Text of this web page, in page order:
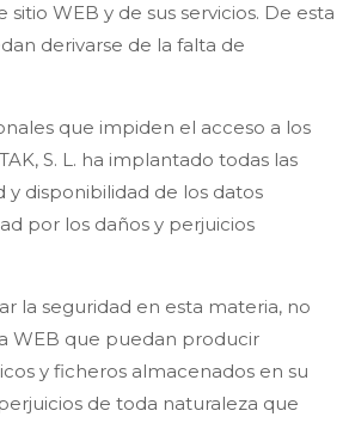
WEB y de sus servicios. De esta
derivarse de la falta de
que impiden el acceso a los
S. L. ha implantado todas las
y disponibilidad de los datos
por los daños y perjuicios
la seguridad en esta materia, no
WEB que puedan producir
y ficheros almacenados en su
de toda naturaleza que